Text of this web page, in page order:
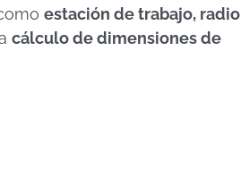
estación de trabajo, radio
cálculo de dimensiones de